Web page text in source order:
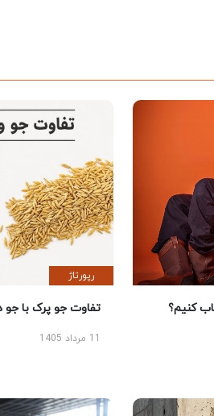
کنیم؟
رپورتاژ
تفاوت جو پرک با جو